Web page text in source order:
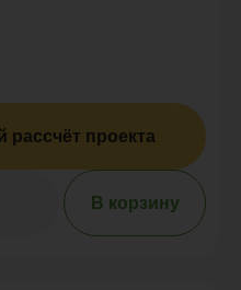
рассчёт проекта
В корзину